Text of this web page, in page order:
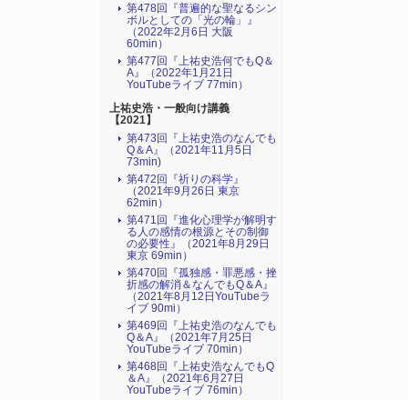
第478回『普遍的な聖なるシン
ボルとしての「光の輪」』
（2022年2月6日 大阪
60min）
第477回『上祐史浩何でもQ＆
A』（2022年1月21日
YouTubeライブ 77min）
上祐史浩・一般向け講義
【2021】
第473回『上祐史浩のなんでも
Q＆A』（2021年11月5日
73min)
第472回『祈りの科学』
（2021年9月26日 東京
62min）
第471回『進化心理学が解明す
る人の感情の根源とその制御
の必要性』（2021年8月29日
東京 69min）
第470回『孤独感・罪悪感・挫
折感の解消＆なんでもQ＆A』
（2021年8月12日YouTubeラ
イブ 90mi）
第469回『上祐史浩のなんでも
Q＆A』（2021年7月25日
YouTubeライブ 70min）
第468回『上祐史浩なんでもQ
＆A』（2021年6月27日
YouTubeライブ 76min）